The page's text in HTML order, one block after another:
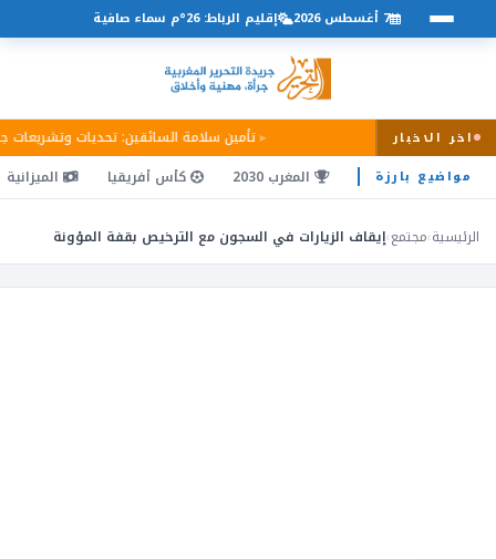
اخر الاخبار تأمين سلامة السائقين: تحديات وتشريعات
7 أغسطس 2026 إقليم الرباط: 26°م سماء صافية
مواضيع بارزة المغرب 2030 كأس أفريقيا الميزانية
الرئيسية›مجتمع›إيقاف الزيارات في السجون مع الترخيص بقفة المؤونة